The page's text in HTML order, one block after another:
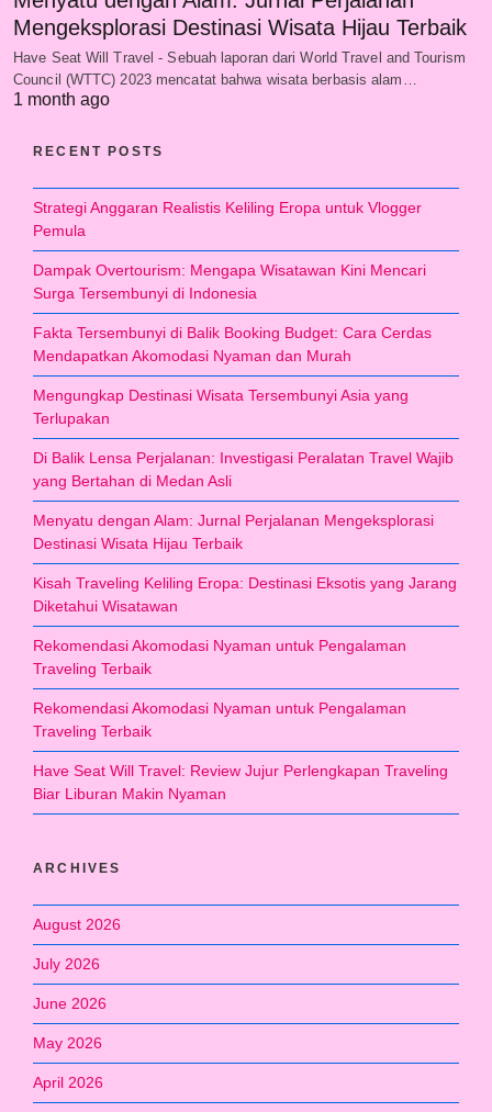
Mengeksplorasi Destinasi Wisata Hijau Terbaik
Have Seat Will Travel - Sebuah laporan dari World Travel and Tourism
Council (WTTC) 2023 mencatat bahwa wisata berbasis alam…
1 month ago
RECENT POSTS
Strategi Anggaran Realistis Keliling Eropa untuk Vlogger
Pemula
Dampak Overtourism: Mengapa Wisatawan Kini Mencari
Surga Tersembunyi di Indonesia
Fakta Tersembunyi di Balik Booking Budget: Cara Cerdas
Mendapatkan Akomodasi Nyaman dan Murah
Mengungkap Destinasi Wisata Tersembunyi Asia yang
Terlupakan
Di Balik Lensa Perjalanan: Investigasi Peralatan Travel Wajib
yang Bertahan di Medan Asli
Menyatu dengan Alam: Jurnal Perjalanan Mengeksplorasi
Destinasi Wisata Hijau Terbaik
Kisah Traveling Keliling Eropa: Destinasi Eksotis yang Jarang
Diketahui Wisatawan
Rekomendasi Akomodasi Nyaman untuk Pengalaman
Traveling Terbaik
Rekomendasi Akomodasi Nyaman untuk Pengalaman
Traveling Terbaik
Have Seat Will Travel: Review Jujur Perlengkapan Traveling
Biar Liburan Makin Nyaman
ARCHIVES
August 2026
July 2026
June 2026
May 2026
April 2026